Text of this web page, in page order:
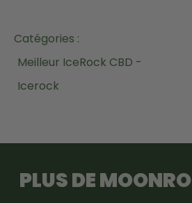
Catégories :
Meilleur IceRock CBD -
Icerock
PLUS DE